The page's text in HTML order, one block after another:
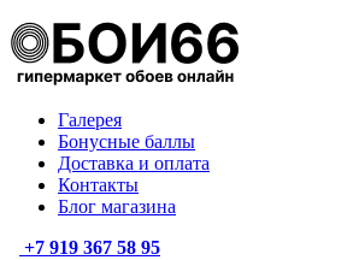
Галерея
Бонусные баллы
Доставка и оплата
Контакты
Блог магазина
+7 919 367 58 95